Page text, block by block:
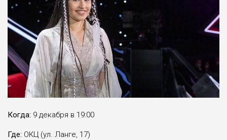
Когда: 9 декабря в 19:00
Где: ОКЦ (ул. Ланге, 17)